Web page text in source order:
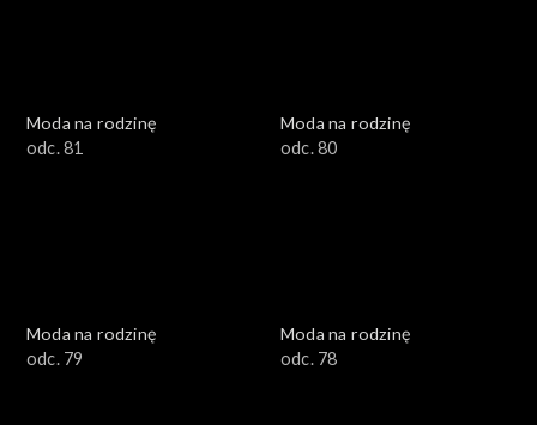
Moda na rodzinę
odc. 81
Moda na rodzinę
odc. 80
Moda na rodzinę
odc. 79
Moda na rodzinę
odc. 78